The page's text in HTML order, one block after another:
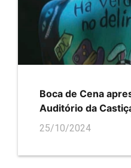
Boca de Cena
Auditório da
25/10/2024